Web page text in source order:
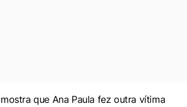
que Ana Paula fez outra vítima